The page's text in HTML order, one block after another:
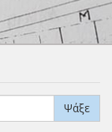
Ψάξε